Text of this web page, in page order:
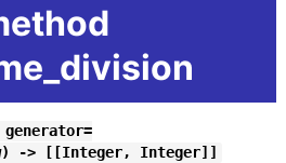
-> [[Integer, Integer]]